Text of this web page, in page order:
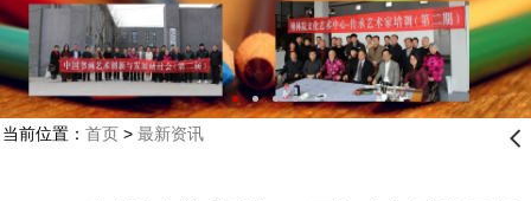
当前位置： 首页> 最新资讯 󰊒